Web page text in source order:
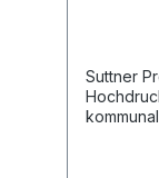
Suttner